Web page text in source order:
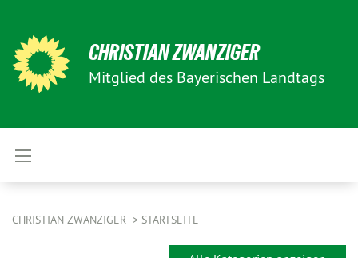
CHRISTIAN ZWANZIGER
Mitglied des Bayerischen Landtags
CHRISTIAN ZWANZIGER STARTSEITE